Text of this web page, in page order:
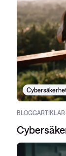
BLOGGARTIKLAR